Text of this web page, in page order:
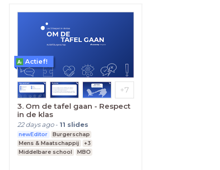
3. Om de tafel gaan - Respect
in de klas
22 days ago- 11 slides
newEditor
Burgerschap
Mens & Maatschappij
+3
Middelbare school
MBO
Actief!